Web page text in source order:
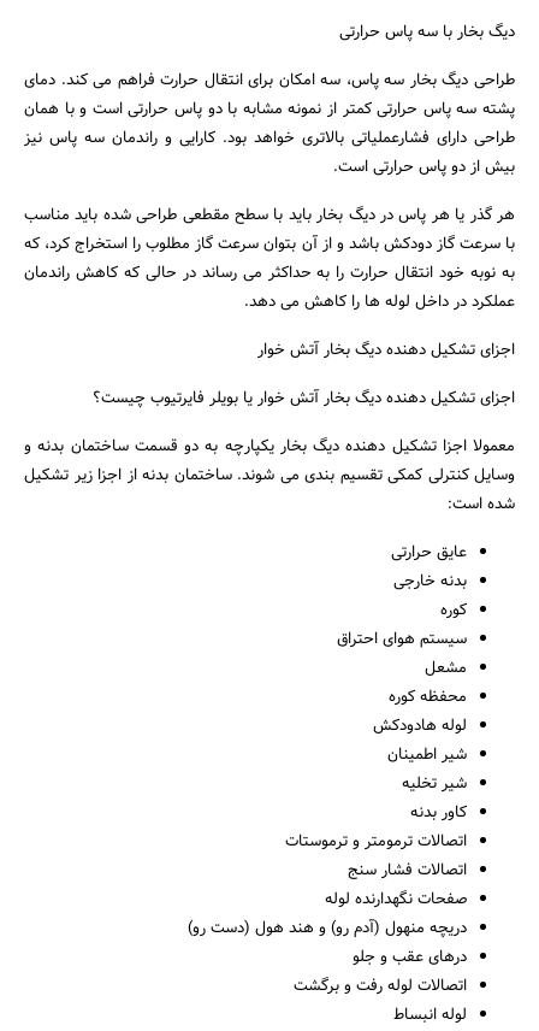
دیگ بخار با سه پاس حرارتی
طراحی دیگ بخار سه پاس، سه امکان برای انتقال حرارت فراهم می کند. دمای
پشته سه پاس حرارتی کمتر از نمونه مشابه با دو پاس حرارتی است و با همان
طراحی دارای فشارعملیاتی بالاتری خواهد بود. کارایی و راندمان سه پاس نیز
بیش از دو پاس حرارتی است.
هر گذر یا هر پاس در دیگ بخار باید با سطح مقطعی طراحی شده باید مناسب
با سرعت گاز دودکش باشد و از آن بتوان سرعت گاز مطلوب را استخراج کرد، که
به نوبه خود انتقال حرارت را به حداکثر می رساند در حالی که کاهش راندمان
عملکرد در داخل لوله ها را کاهش می دهد.
اجزای تشکیل دهنده دیگ بخار آتش خوار
اجزای تشکیل دهنده دیگ بخار آتش خوار یا بویلر فایرتیوب چیست؟
معمولا اجزا تشکیل دهنده دیگ بخار یکپارچه به دو قسمت ساختمان بدنه و
وسایل کنترلی کمکی تقسیم بندی می شوند. ساختمان بدنه از اجزا زیر تشکیل
شده است:
عایق حرارتی
بدنه خارجی
کوره
سیستم هوای احتراق
مشعل
محفظه کوره
لوله هادودکش
شیر اطمینان
شیر تخلیه
کاور بدنه
اتصالات ترمومتر و ترموستات
اتصالات فشار سنج
صفحات نگهدارنده لوله
دریچه منهول (آدم رو) و هند هول (دست رو)
درهای عقب و جلو
اتصالات لوله رفت و برگشت
لوله انبساط